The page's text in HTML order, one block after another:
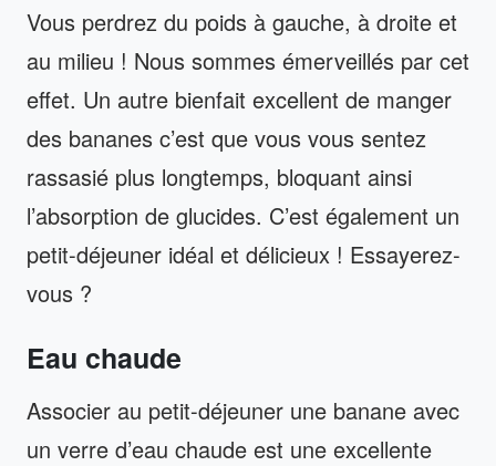
Vous perdrez du poids à gauche, à droite et
au milieu ! Nous sommes émerveillés par cet
effet. Un autre bienfait excellent de manger
des bananes c’est que vous vous sentez
rassasié plus longtemps, bloquant ainsi
l’absorption de glucides. C’est également un
petit-déjeuner idéal et délicieux ! Essayerez-
vous ?
Eau chaude
Associer au petit-déjeuner une banane avec
un verre d’eau chaude est une excellente